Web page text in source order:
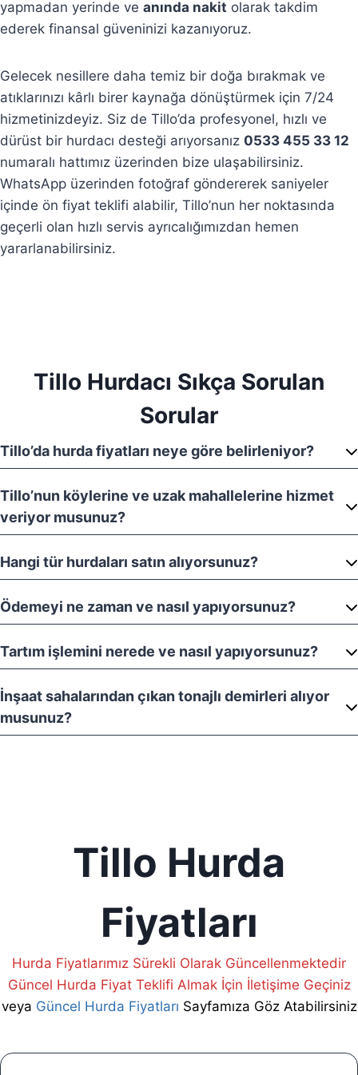
yapmadan yerinde ve anında nakit olarak takdim
ederek finansal güveninizi kazanıyoruz.
Gelecek nesillere daha temiz bir doğa bırakmak ve
atıklarınızı kârlı birer kaynağa dönüştürmek için 7/24
hizmetinizdeyiz. Siz de Tillo’da profesyonel, hızlı ve
dürüst bir hurdacı desteği arıyorsanız 0533 455 33 12
numaralı hattımız üzerinden bize ulaşabilirsiniz.
WhatsApp üzerinden fotoğraf göndererek saniyeler
içinde ön fiyat teklifi alabilir, Tillo’nun her noktasında
geçerli olan hızlı servis ayrıcalığımızdan hemen
yararlanabilirsiniz.
Tillo Hurdacı Sıkça Sorulan
Sorular
Tillo’da hurda fiyatları neye göre belirleniyor?
Tillo’nun köylerine ve uzak mahallelerine hizmet
veriyor musunuz?
Hangi tür hurdaları satın alıyorsunuz?
Ödemeyi ne zaman ve nasıl yapıyorsunuz?
Tartım işlemini nerede ve nasıl yapıyorsunuz?
İnşaat sahalarından çıkan tonajlı demirleri alıyor
musunuz?
Tillo Hurda
Fiyatları
Hurda Fiyatlarımız Sürekli Olarak Güncellenmektedir
Güncel Hurda Fiyat Teklifi Almak İçin İletişime Geçiniz
veya Güncel Hurda Fiyatları Sayfamıza Göz Atabilirsiniz